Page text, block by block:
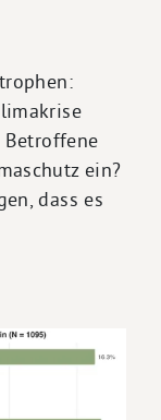
ein?
dass es